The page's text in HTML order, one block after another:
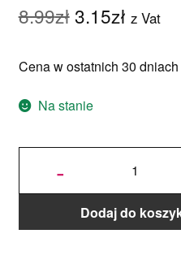
8.99złPierwotna
wynosiła:
8.99zł.
3.15zł z Vat
Cena w ostatnich 30
Na stanie
-
ilość
Dodaj do